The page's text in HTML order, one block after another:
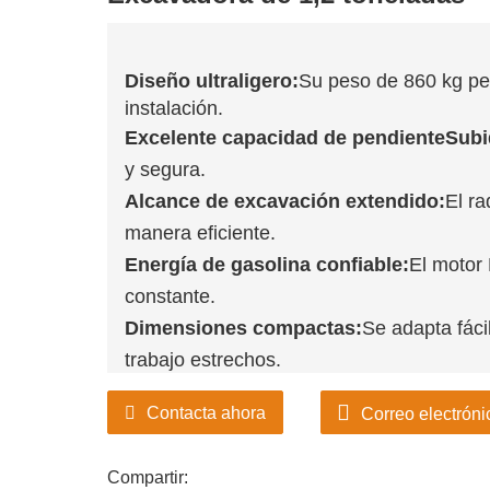
Diseño ultraligero:Su peso de 860 kg
instalación.
Excelente capacidad de
y segura.
Alcance de excavación extendido:El
manera eficiente.
Energía de gasolina confiable:El motor
constante.
Dimensiones compactas:Se adapta
trabajo estrechos.
Contacta ahora Correo
Compartir: